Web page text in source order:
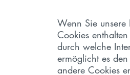
Wenn Sie unsere
Cookies
durch welche
ermöglicht es
andere Cookies